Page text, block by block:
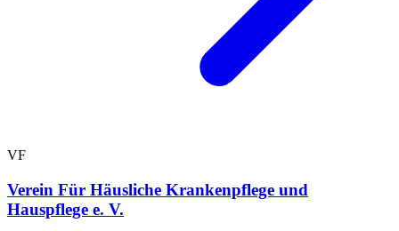
VF
Verein Für Häusliche Krankenpflege und
Hauspflege e. V.